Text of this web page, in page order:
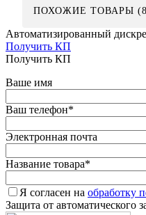
ПОХОЖИЕ ТОВАРЫ
Автоматизированный
Получить КП
Получить КП
Ваше имя
Ваш телефон*
Электронная почта
Название товара*
Я согласен на обработку
Защита от автоматического